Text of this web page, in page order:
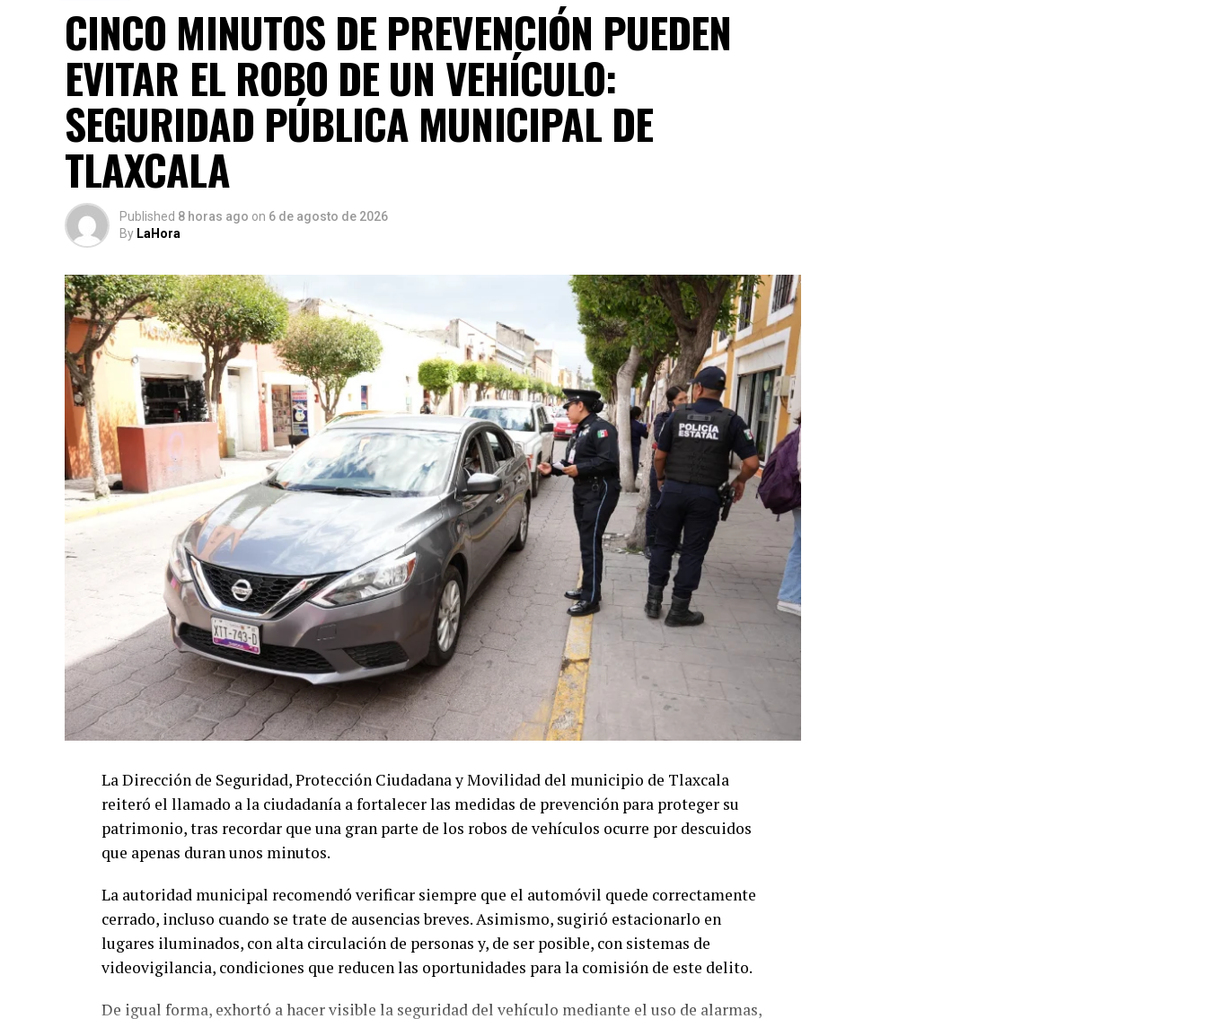
CINCO MINUTOS DE PREVENCIÓN PUEDEN
EVITAR EL ROBO DE UN VEHÍCULO:
SEGURIDAD PÚBLICA MUNICIPAL DE
TLAXCALA
Published 8 horas ago on 6 de agosto de 2026
By LaHora
La Dirección de Seguridad, Protección Ciudadana y Movilidad del municipio de Tlaxcala
reiteró el llamado a la ciudadanía a fortalecer las medidas de prevención para proteger su
patrimonio, tras recordar que una gran parte de los robos de vehículos ocurre por descuidos
que apenas duran unos minutos.
La autoridad municipal recomendó verificar siempre que el automóvil quede correctamente
cerrado, incluso cuando se trate de ausencias breves. Asimismo, sugirió estacionarlo en
lugares iluminados, con alta circulación de personas y, de ser posible, con sistemas de
videovigilancia, condiciones que reducen las oportunidades para la comisión de este delito.
De igual forma, exhortó a hacer visible la seguridad del vehículo mediante el uso de alarmas,